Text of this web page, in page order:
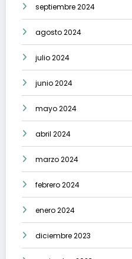
septiembre 2024
agosto 2024
julio 2024
junio 2024
mayo 2024
abril 2024
marzo 2024
febrero 2024
enero 2024
diciembre 2023